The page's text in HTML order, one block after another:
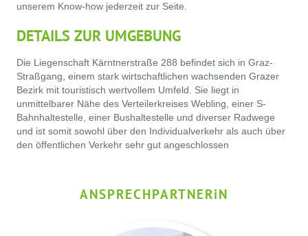
unserem Know-how jederzeit zur Seite.
DETAILS ZUR UMGEBUNG
Die Liegenschaft Kärntnerstraße 288 befindet sich in Graz-
Straßgang, einem stark wirtschaftlichen wachsenden Grazer
Bezirk mit touristisch wertvollem Umfeld. Sie liegt in
unmittelbarer Nähe des Verteilerkreises Webling, einer S-
Bahnhaltestelle, einer Bushaltestelle und diverser Radwege
und ist somit sowohl über den Individualverkehr als auch über
den öffentlichen Verkehr sehr gut angeschlossen
ANSPRECHPARTNERiN